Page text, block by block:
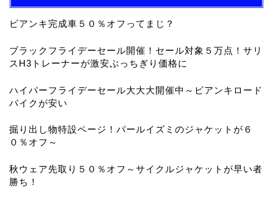
ビアンキ完成車５０％オフってまじ？
ブラックフライデーセール開催！セール対象５万点！サリ
スH3トレーナーが激安ぶっちぎり価格に
ハイパーフライデーセール大大大開催中～ビアンキロード
バイクが安い
掘り出し物特設ページ！パールイズミのジャケットが６
０％オフ～
秋ウェア先取り５０％オフ～サイクルジャケットが早い者
勝ち！